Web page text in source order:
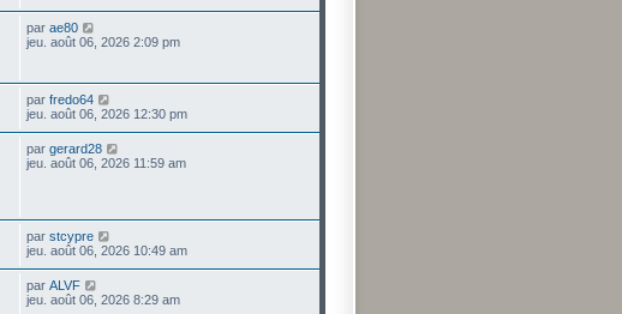
par ae80
jeu. août 06, 2026 2:09 pm
par fredo64
jeu. août 06, 2026 12:30 pm
par gerard28
jeu. août 06, 2026 11:59 am
par stcypre
jeu. août 06, 2026 10:49 am
par ALVF
jeu. août 06, 2026 8:29 am